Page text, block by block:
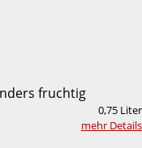
fruchtig
0,75 Liter
mehr Details